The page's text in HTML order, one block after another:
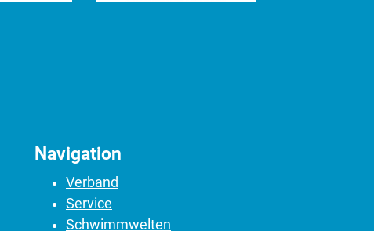
Navigation
Verband
Service
Schwimmwelten